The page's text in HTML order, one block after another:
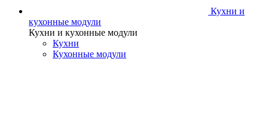
Кухни и
кухонные модули
Кухни и кухонные модули
Кухни
Кухонные модули